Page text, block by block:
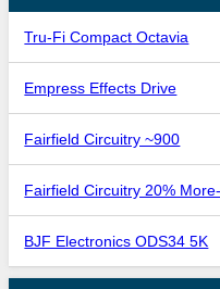
Tru-Fi Compact Octavia
Empress Effects Drive
Fairfield Circuitry ~900
Fairfield Circuitry 20%
BJF Electronics ODS34 5K